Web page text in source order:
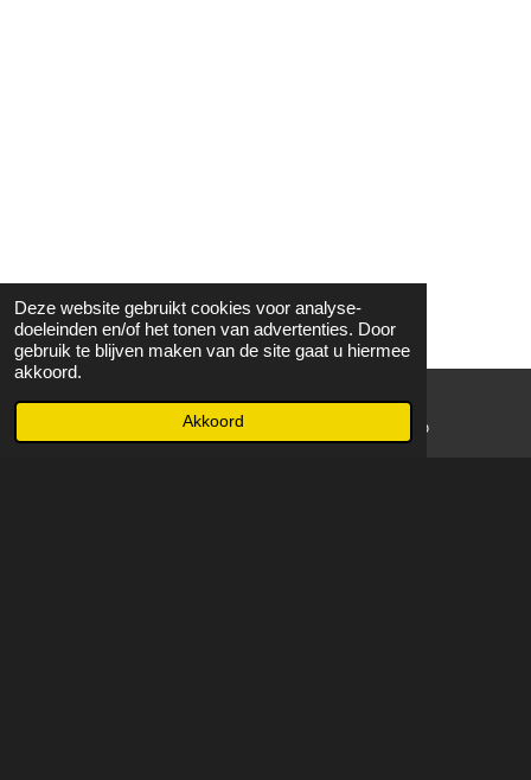
Deze website gebruikt cookies voor analyse-
doeleinden en/of het tonen van advertenties. Door
gebruik te blijven maken van de site gaat u hiermee
akkoord.
Akkoord WhatsApp